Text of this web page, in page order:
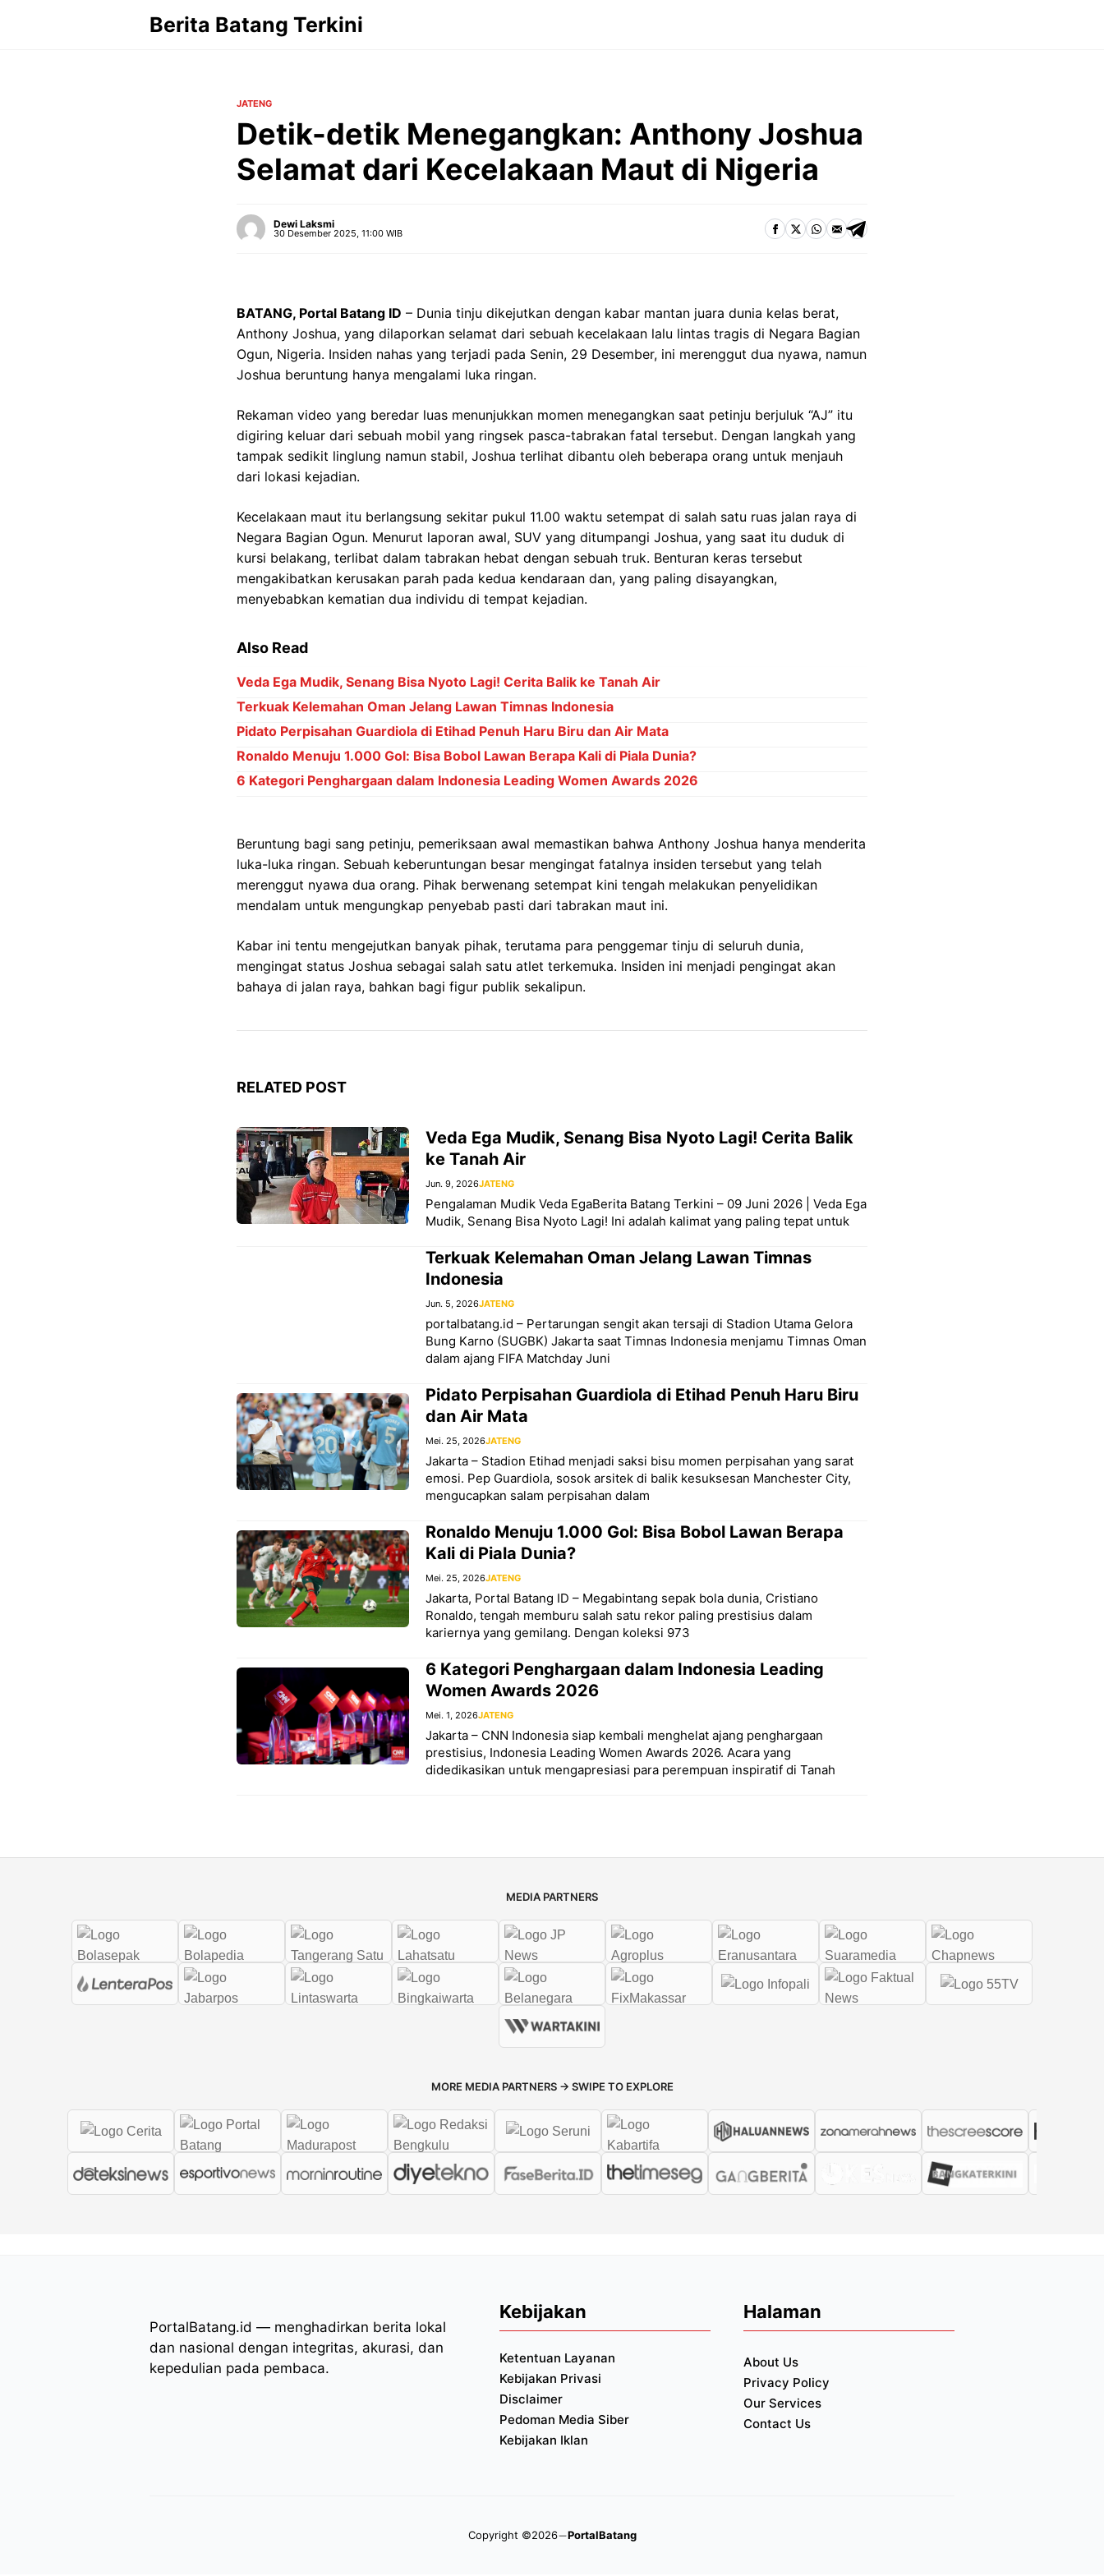
Berita Batang Terkini
JATENG
Detik-detik Menegangkan: Anthony Joshua
Selamat dari Kecelakaan Maut di Nigeria
Dewi Laksmi
30 Desember 2025, 11:00 WIB
BATANG, Portal Batang ID – Dunia tinju dikejutkan dengan kabar mantan juara dunia kelas berat,
Anthony Joshua, yang dilaporkan selamat dari sebuah kecelakaan lalu lintas tragis di Negara Bagian
Ogun, Nigeria. Insiden nahas yang terjadi pada Senin, 29 Desember, ini merenggut dua nyawa, namun
Joshua beruntung hanya mengalami luka ringan.
Rekaman video yang beredar luas menunjukkan momen menegangkan saat petinju berjuluk “AJ” itu
digiring keluar dari sebuah mobil yang ringsek pasca-tabrakan fatal tersebut. Dengan langkah yang
tampak sedikit linglung namun stabil, Joshua terlihat dibantu oleh beberapa orang untuk menjauh
dari lokasi kejadian.
Kecelakaan maut itu berlangsung sekitar pukul 11.00 waktu setempat di salah satu ruas jalan raya di
Negara Bagian Ogun. Menurut laporan awal, SUV yang ditumpangi Joshua, yang saat itu duduk di
kursi belakang, terlibat dalam tabrakan hebat dengan sebuah truk. Benturan keras tersebut
mengakibatkan kerusakan parah pada kedua kendaraan dan, yang paling disayangkan,
menyebabkan kematian dua individu di tempat kejadian.
Also Read
Veda Ega Mudik, Senang Bisa Nyoto Lagi! Cerita Balik ke Tanah Air
Terkuak Kelemahan Oman Jelang Lawan Timnas Indonesia
Pidato Perpisahan Guardiola di Etihad Penuh Haru Biru dan Air Mata
Ronaldo Menuju 1.000 Gol: Bisa Bobol Lawan Berapa Kali di Piala Dunia?
6 Kategori Penghargaan dalam Indonesia Leading Women Awards 2026
Beruntung bagi sang petinju, pemeriksaan awal memastikan bahwa Anthony Joshua hanya menderita
luka-luka ringan. Sebuah keberuntungan besar mengingat fatalnya insiden tersebut yang telah
merenggut nyawa dua orang. Pihak berwenang setempat kini tengah melakukan penyelidikan
mendalam untuk mengungkap penyebab pasti dari tabrakan maut ini.
Kabar ini tentu mengejutkan banyak pihak, terutama para penggemar tinju di seluruh dunia,
mengingat status Joshua sebagai salah satu atlet terkemuka. Insiden ini menjadi pengingat akan
bahaya di jalan raya, bahkan bagi figur publik sekalipun.
RELATED POST
Veda Ega Mudik, Senang Bisa Nyoto Lagi! Cerita Balik
ke Tanah Air
Jun. 9, 2026JATENG
Pengalaman Mudik Veda EgaBerita Batang Terkini – 09 Juni 2026 | Veda Ega
Mudik, Senang Bisa Nyoto Lagi! Ini adalah kalimat yang paling tepat untuk
Terkuak Kelemahan Oman Jelang Lawan Timnas
Indonesia
Jun. 5, 2026JATENG
portalbatang.id – Pertarungan sengit akan tersaji di Stadion Utama Gelora
Bung Karno (SUGBK) Jakarta saat Timnas Indonesia menjamu Timnas Oman
dalam ajang FIFA Matchday Juni
Pidato Perpisahan Guardiola di Etihad Penuh Haru Biru
dan Air Mata
Mei. 25, 2026JATENG
Jakarta – Stadion Etihad menjadi saksi bisu momen perpisahan yang sarat
emosi. Pep Guardiola, sosok arsitek di balik kesuksesan Manchester City,
mengucapkan salam perpisahan dalam
Ronaldo Menuju 1.000 Gol: Bisa Bobol Lawan Berapa
Kali di Piala Dunia?
Mei. 25, 2026JATENG
Jakarta, Portal Batang ID – Megabintang sepak bola dunia, Cristiano
Ronaldo, tengah memburu salah satu rekor paling prestisius dalam
kariernya yang gemilang. Dengan koleksi 973
6 Kategori Penghargaan dalam Indonesia Leading
Women Awards 2026
Mei. 1, 2026JATENG
Jakarta – CNN Indonesia siap kembali menghelat ajang penghargaan
prestisius, Indonesia Leading Women Awards 2026. Acara yang
didedikasikan untuk mengapresiasi para perempuan inspiratif di Tanah
MEDIA PARTNERS
MORE MEDIA PARTNERS → SWIPE TO EXPLORE
PortalBatang.id — menghadirkan berita lokal
dan nasional dengan integritas, akurasi, dan
kepedulian pada pembaca.
Kebijakan
Ketentuan Layanan
Kebijakan Privasi
Disclaimer
Pedoman Media Siber
Kebijakan Iklan
Halaman
About Us
Privacy Policy
Our Services
Contact Us
Copyright ©2026 PortalBatang